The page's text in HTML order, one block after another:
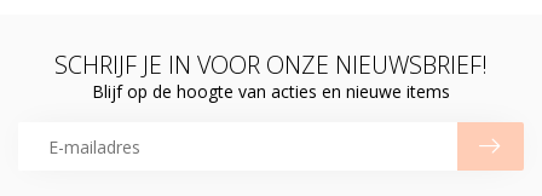
SCHRIJF JE IN VOOR ONZE NIEUWSBRIEF!
Blijf op de hoogte van acties en nieuwe items